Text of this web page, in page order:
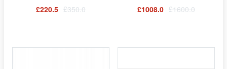
£220.5 £350.0
£1008.0 £1600.0